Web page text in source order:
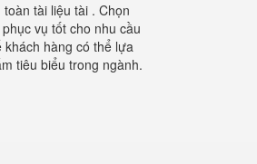
tài liệu tài . Chọn
vụ tốt cho nhu cầu
hàng có thể lựa
tiêu biểu trong ngành.